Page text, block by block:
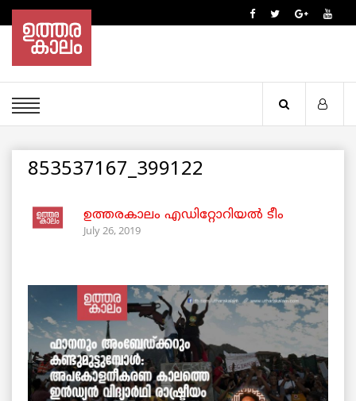
853537167_399122
ഉത്തരകാലം എഡിറ്റോറിയല്‍ ടീം
July 26, 2019